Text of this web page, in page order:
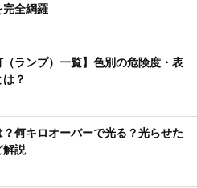
完全網羅
（ランプ）一覧】色別の危険度・表
？
何キロオーバーで光る？光らせた
解説